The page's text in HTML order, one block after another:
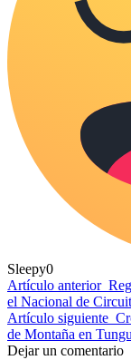
Sleepy0
Artículo anterior
el Nacional de
Artículo siguiente
de Montaña en
Dejar un comentario